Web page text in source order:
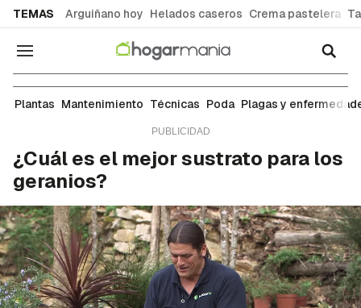
TEMAS Arguiñano hoy Helados caseros Crema pastelera
Navegación
Mantenimiento
Plantas Mantenimiento Técnicas Poda Plagas y
¿Cuál es el mejor sustrato para los
geranios?